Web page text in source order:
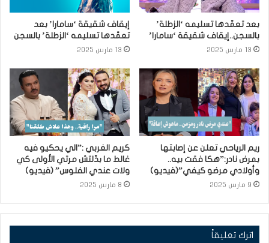
بعد تعمّدها تسليمه ‘الزطلة’
بالسجن..إيقاف شقيقة ‘سامارا’
13 مارس 2025
إيقاف شقيقة ‘سامارا’ بعد
تعمّدها تسليمه ‘الزطلة’ بالسجن
13 مارس 2025
ريم الرياحي تعلن عن إصابتها
بمرض نادر:”هكا فقت بيه..
وأولادي مرضو كيفي”(فيديو)
9 مارس 2025
كريم الغربي :”الي يحكيو فيه
غالط ما بدّلتش مرتي الأولى كي
ولات عندي الفلوس” (فيديو)
8 مارس 2025
اترك تعليقاً